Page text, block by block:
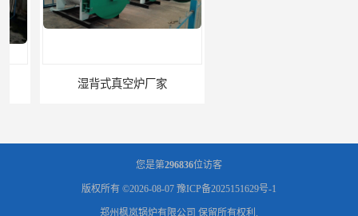
湿背式真空炉厂家
您是第296836位访客
版权所有 ©2026-08-07 豫ICP备2025151629号-1
郑州枫岚锅炉有限公司 保留所有权利.